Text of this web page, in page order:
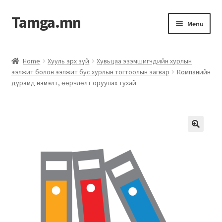
Tamga.mn Menu
ХАБЭА-н багц
Дотоод журмын багц
Компанийн удирдлагын бичиг баримт
Home Хууль эрх зүй
Хувьцаа эзэмшигчдийн хурлын
ээлжит болон ээлжит бус хурлын тогтоолын загвар
Компанийн
дүрэмд нэмэлт, өөрчлөлт оруулах тухай